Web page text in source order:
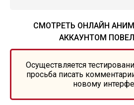
СМОТРЕТЬ ОНЛАЙН
АККАУНТОМ
Осуществляется
просьба писать
новому